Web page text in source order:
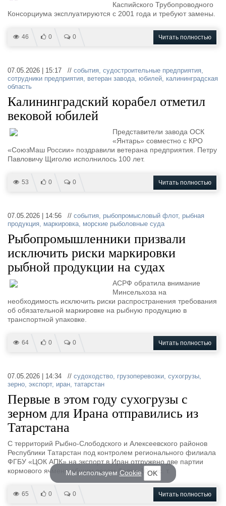
Каспийского Трубопроводного
Консорциума эксплуатируются с 2001 года и требуют замены.
46 0 0 Читать полностью
07.05.2026 | 15:17 // события, судостроительные предприятия,
сотрудники предприятия, ветеран завода, юбилей, калининградская
область
Калининградский корабел отметил
вековой юбилей
Представители завода ОСК
«Янтарь» совместно с КРО
«СоюзМаш России» поздравили ветерана предприятия. Петру
Павловичу Щиголю исполнилось 100 лет.
53 0 0 Читать полностью
07.05.2026 | 14:56 // события, рыбопромысловый флот, рыбная
продукция, маркировка, морские рыболовные суда
Рыбопромышленники призвали
исключить риски маркировки
рыбной продукции на судах
АСРФ обратила внимание
Минсельхоза на
необходимость исключить риски распространения требования
об обязательной маркировке на рыбную продукцию в
транспортной упаковке.
64 0 0 Читать полностью
07.05.2026 | 14:34 // судоходство, грузоперевозки, сухогрузы,
зерно, экспорт, иран, татарстан
Первые в этом году сухогрузы с
зерном для Ирана отправились из
Татарстана
С территорий Рыбно-Слободского и Алексеевского районов
Республики Татарстан под контролем регионального филиала
ФГБУ «ЦОК АПК» на экспорт в Иран отгружено две партии
кормового ячменя общим весом более 10 тыс. т.
65 0 0 Читать полностью
Мы используем Cookie OK